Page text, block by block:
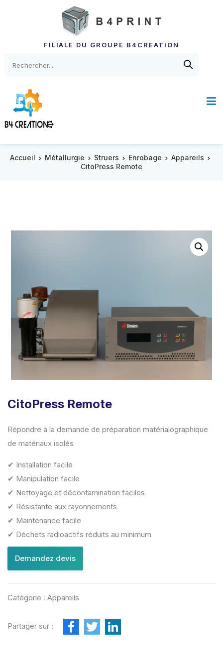
FILIALE DU GROUPE B4CREATION
Accueil Métallurgie Struers Enrobage
Appareils
CitoPress Remote
CitoPress Remote
Répondre à la demande de préparation matérialographique
de matériaux isolés
✔ Installation facile
✔ Manipulation facile
✔ Nettoyage et décontamination faciles
✔ Résistante aux rayonnements
✔ Maintenance facile
✔ Déchets radioactifs réduits au minimum
Demandez devis
Catégorie : Appareils
Partager sur :